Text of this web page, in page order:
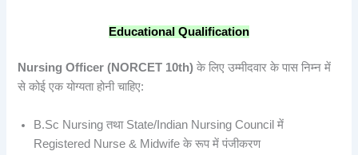
Educational Qualification
Nursing Officer (NORCET 10th) के लिए उम्मीदवार के पास निम्न में
से कोई एक योग्यता होनी चाहिए:
B.Sc Nursing तथा State/Indian Nursing Council में
Registered Nurse & Midwife के रूप में पंजीकरण